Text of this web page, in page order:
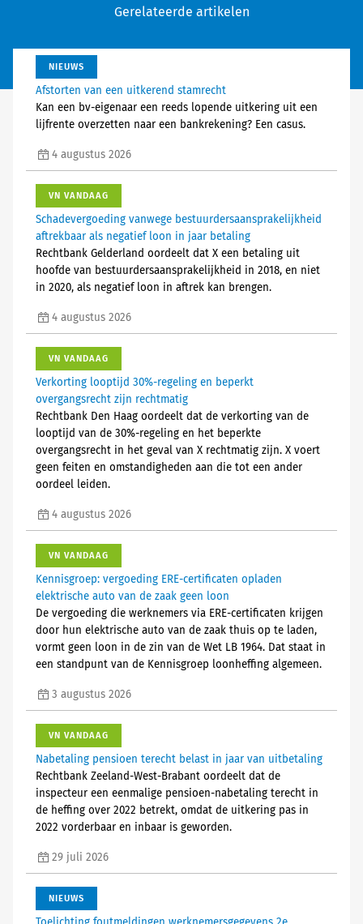
Gerelateerde artikelen
NIEUWS
Afstorten van een uitkerend stamrecht
Kan een bv-eigenaar een reeds lopende uitkering uit een
lijfrente overzetten naar een bankrekening? Een casus.
4 augustus 2026
VN VANDAAG
Schadevergoeding vanwege bestuurdersaansprakelijkheid
aftrekbaar als negatief loon in jaar betaling
Rechtbank Gelderland oordeelt dat X een betaling uit
hoofde van bestuurdersaansprakelijkheid in 2018, en niet
in 2020, als negatief loon in aftrek kan brengen.
4 augustus 2026
VN VANDAAG
Verkorting looptijd 30%-regeling en beperkt
overgangsrecht zijn rechtmatig
Rechtbank Den Haag oordeelt dat de verkorting van de
looptijd van de 30%-regeling en het beperkte
overgangsrecht in het geval van X rechtmatig zijn. X voert
geen feiten en omstandigheden aan die tot een ander
oordeel leiden.
4 augustus 2026
VN VANDAAG
Kennisgroep: vergoeding ERE-certificaten opladen
elektrische auto van de zaak geen loon
De vergoeding die werknemers via ERE-certificaten krijgen
door hun elektrische auto van de zaak thuis op te laden,
vormt geen loon in de zin van de Wet LB 1964. Dat staat in
een standpunt van de Kennisgroep loonheffing algemeen.
3 augustus 2026
VN VANDAAG
Nabetaling pensioen terecht belast in jaar van uitbetaling
Rechtbank Zeeland-West-Brabant oordeelt dat de
inspecteur een eenmalige pensioen-nabetaling terecht in
de heffing over 2022 betrekt, omdat de uitkering pas in
2022 vorderbaar en inbaar is geworden.
29 juli 2026
NIEUWS